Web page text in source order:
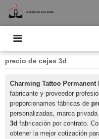
precio de cejas 3d
Charming Tattoo
fabricante y proveedor
proporcionamos fábricas de
personalizadas, marca privada
3d fabricación por contrato.
obtener la mejor cotización